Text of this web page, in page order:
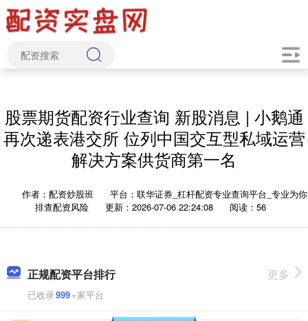
股票期货配资行业查询 新股消息 | 小鹅通
再次递表港交所 位列中国交互型私域运营
解决方案供货商第一名
作者：配资炒股班
平台：联华证券_杠杆配资专业查询平台_专业为你
排查配资风险
更新：2026-07-06 22:24:08 阅读：56
正规配资平台排行
已收录999+家平台
更多